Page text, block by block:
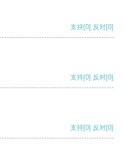
支持[0] 反对[0]
支持[0] 反对[0]
支持[0] 反对[0]